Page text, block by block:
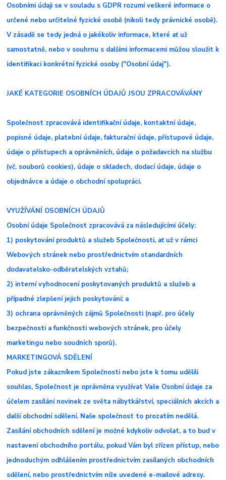
Osobními údaji se v souladu s GDPR rozumí veškeré informace o
určené nebo určitelné fyzické osobě (nikoli tedy právnické osobě).
V zásadě se tedy jedná o jakékoliv informace, které ať už
samostatně, nebo v souhrnu s dalšími informacemi můžou sloužit k
identifikaci konkrétní fyzické osoby ("Osobní údaj").
JAKÉ KATEGORIE OSOBNÍCH ÚDAJŮ JSOU ZPRACOVÁVÁNY
Společnost zpracovává identifikační údaje, kontaktní údaje,
popisné údaje, platební údaje, fakturační údaje, přístupové údaje,
údaje o přístupech a oprávněních, údaje o požadavcích na službu
(vč. souborů cookies), údaje o skladech, dodací údaje, údaje o
objednávce a údaje o obchodní spolupráci.
VYUŽÍVÁNÍ OSOBNÍCH ÚDAJŮ
Osobní údaje Společnost zpracovává za následujícími účely:
1) poskytování produktů a služeb Společnosti, ať už v rámci
Webových stránek nebo prostřednictvím standardních
dodavatelsko-odběratelských vztahů;
2) interní vyhodnocení poskytovaných produktů a služeb a
případné zlepšení jejich poskytování; a
3) ochrana oprávněných zájmů Společnosti (např. pro účely
bezpečnosti a funkčnosti webových stránek, pro účely
marketingu nebo soudních sporů).
MARKETINGOVÁ SDĚLENÍ
Pokud jste zákazníkem Společnosti nebo jste k tomu udělili
souhlas, Společnost je oprávněna využívat Vaše Osobní údaje za
účelem zasílání novinek ze světa nábytkářství, speciálních akcích a
další obchodní sdělení. Naše společnost to prozatím nedělá.
Zasílání obchodních sdělení je možné kdykoliv odvolat, a to buď v
nastavení obchodního portálu, pokud Vám byl zřízen přístup, nebo
jednoduchým odhlášením prostřednictvím zasílaných obchodních
sdělení, nebo prostřednictvím níže uvedené e-mailové adresy.